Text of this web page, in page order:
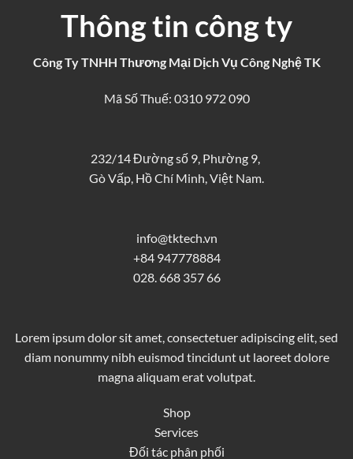
Thông tin công ty
Công Ty TNHH Thương Mại Dịch Vụ Công Nghệ TK
Mã Số Thuế: 0310 972 090
232/14 Đường số 9, Phường 9,
Gò Vấp, Hồ Chí Minh, Việt Nam.
info@tktech.vn
+84 947778884
028. 668 357 66
Lorem ipsum dolor sit amet, consectetuer adipiscing elit, sed
diam nonummy nibh euismod tincidunt ut laoreet dolore
magna aliquam erat volutpat.
Shop
Services
Đối tác phân phối